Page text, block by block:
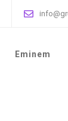
Eminem